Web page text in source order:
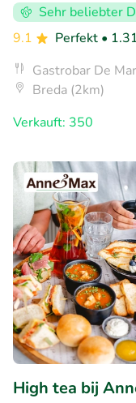
Sehr beliebter
9.1
Perfekt •
Gastrobar De
Breda (2km)
Verkauft: 350
High tea bij